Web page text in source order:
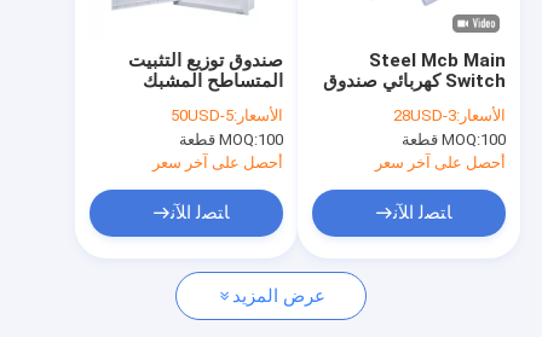
صندوق توزيع التثبيت
المتساطح المشبك
المفصلي
الأسعار:5-50USD
MOQ:100 قطعة
أحصل على آخر سعر
ﺎﺘﺼﻟ ﺍﻶﻧ
Steel Mcb Main
Switch كهربائي صندوق
معدني صندوق توزيع
كهربائي مقاوم للماء
الأسعار:3-28USD
MOQ:100 قطعة
أحصل على آخر سعر
ﺎﺘﺼﻟ ﺍﻶﻧ
عرض المزيد